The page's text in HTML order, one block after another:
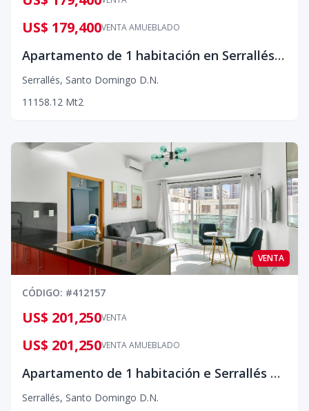
VENTA AMUEBLADO
US$ 179,400
Apartamento de 1 habitación en Serrallés, ideal para invertir
Serrallés, Santo Domingo D.N.
1 1 1 58.12 Mt2
VENTA
CÓDIGO: #412157
VENTA
US$ 201,250
VENTA AMUEBLADO
US$ 201,250
Apartamento de 1 habitación e Serrallés para invertir
Serrallés, Santo Domingo D.N.